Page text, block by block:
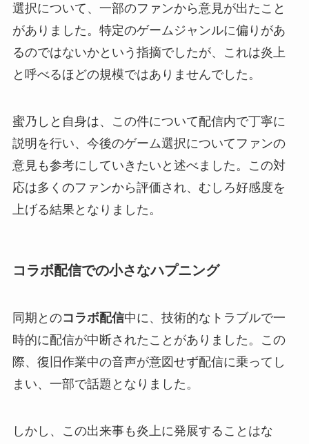
選択について、一部のファンから意見が出たこと
がありました。特定のゲームジャンルに偏りがあ
るのではないかという指摘でしたが、これは炎上
と呼べるほどの規模ではありませんでした。
蜜乃しと自身は、この件について配信内で丁寧に
説明を行い、今後のゲーム選択についてファンの
意見も参考にしていきたいと述べました。この対
応は多くのファンから評価され、むしろ好感度を
上げる結果となりました。
コラボ配信での小さなハプニング
同期とのコラボ配信中に、技術的なトラブルで一
時的に配信が中断されたことがありました。この
際、復旧作業中の音声が意図せず配信に乗ってし
まい、一部で話題となりました。
しかし、この出来事も炎上に発展することはな